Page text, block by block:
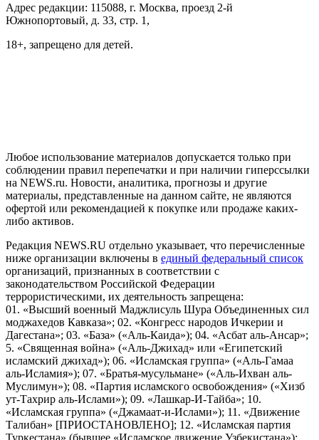
Адрес редакции: 115088, г. Москва, проезд 2-й
Южнопортовый, д. 33, стр. 1,
18+, запрещено для детей.
Любое использование материалов допускается только при
соблюдении правил перепечатки и при наличии гиперссылки
на NEWS.ru. Новости, аналитика, прогнозы и другие
материалы, представленные на данном сайте, не являются
офертой или рекомендацией к покупке или продаже каких-
либо активов.
Редакция NEWS.RU отдельно указывает, что перечисленные
ниже организации включены в единый федеральный список
организаций, признанных в соответствии с
законодательством Российской Федерации
террористическими, их деятельность запрещена:
01. «Высший военный Маджлисуль Шура Объединенных сил
моджахедов Кавказа»; 02. «Конгресс народов Ичкерии и
Дагестана»; 03. «База» («Аль-Каида»); 04. «Асбат аль-Ансар»;
5. «Священная война» («Аль-Джихад» или «Египетский
исламский джихад»); 06. «Исламская группа» («Аль-Гамаа
аль-Исламия»); 07. «Братья-мусульмане» («Аль-Ихван аль-
Муслимун»); 08. «Партия исламского освобождения» («Хизб
ут-Тахрир аль-Ислами»); 09. «Лашкар-И-Тайба»; 10.
«Исламская группа» («Джамаат-и-Ислами»); 11. «Движение
Талибан» [ПРИОСТАНОВЛЕНО]; 12. «Исламская партия
Туркестана» (бывшее «Исламское движение Узбекистана»);